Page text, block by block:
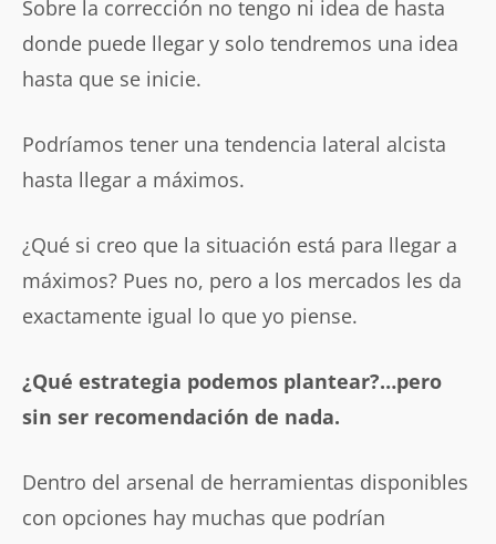
Sobre la corrección no tengo ni idea de hasta
donde puede llegar y solo tendremos una idea
hasta que se inicie.
Podríamos tener una tendencia lateral alcista
hasta llegar a máximos.
¿Qué si creo que la situación está para llegar a
máximos? Pues no, pero a los mercados les da
exactamente igual lo que yo piense.
¿Qué estrategia podemos plantear?…pero
sin ser recomendación de nada.
Dentro del arsenal de herramientas disponibles
con opciones hay muchas que podrían